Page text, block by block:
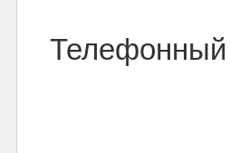
Телефонный